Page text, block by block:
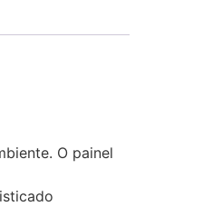
O painel